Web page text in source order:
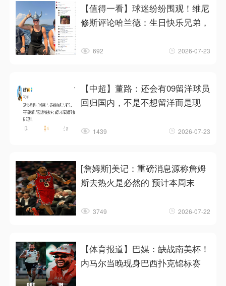
【值得一看】球迷纷纷围观！维尼
修斯评论哈兰德：生日快乐兄弟，
692 2026-07-23
【中超】董路：还会有09留洋球员
回归国内，不是不想留洋而是现
1439 2026-07-23
[詹姆斯]美记：重磅消息源称詹姆
斯去热火是必然的 预计本周末
3749 2026-07-22
【体育报道】巴媒：缺战南美杯！
内马尔当晚现身巴西扑克锦标赛